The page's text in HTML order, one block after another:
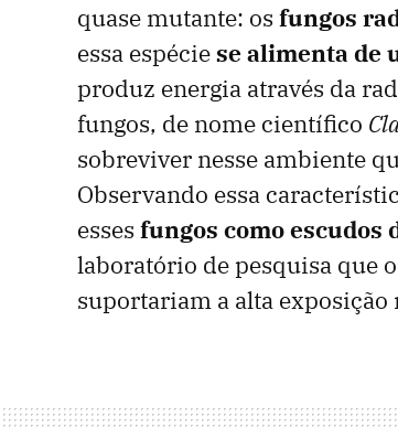
quase mutante: os fungos
essa espéciese alimenta de
produz energia através da
fungos, de nome científico
sobreviver nesse ambiente
Observando essa
esses fungos como escudos
laboratório de pesquisa que
suportariam a alta exposição